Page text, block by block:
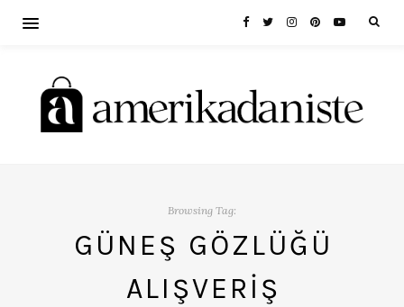
Browsing Tag:
GÜNEŞ GÖZLÜĞÜ
ALIŞVERIŞ